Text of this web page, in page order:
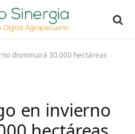
disminuirá 30.000 hectáreas
en invierno